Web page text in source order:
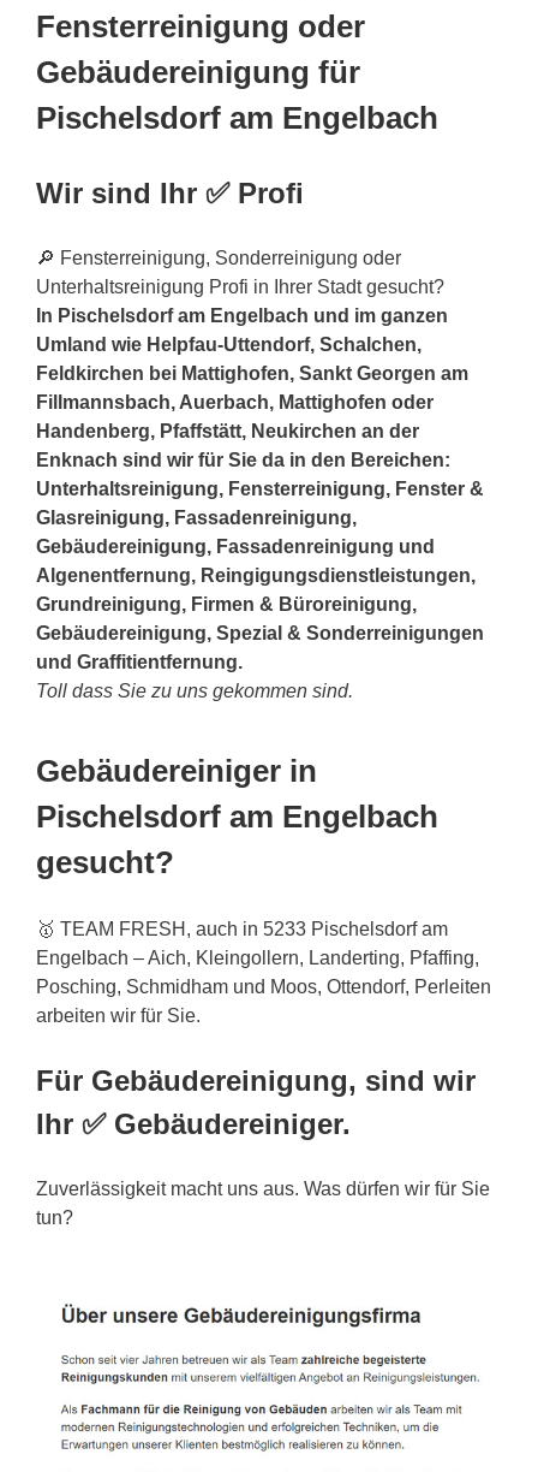
Fensterreinigung oder
Gebäudereinigung für
Pischelsdorf am Engelbach
Wir sind Ihr ✅ Profi
🔎 Fensterreinigung, Sonderreinigung oder
Unterhaltsreinigung Profi in Ihrer Stadt gesucht?
In Pischelsdorf am Engelbach und im ganzen
Umland wie Helpfau-Uttendorf, Schalchen,
Feldkirchen bei Mattighofen, Sankt Georgen am
Fillmannsbach, Auerbach, Mattighofen oder
Handenberg, Pfaffstätt, Neukirchen an der
Enknach sind wir für Sie da in den Bereichen:
Unterhaltsreinigung, Fensterreinigung, Fenster &
Glasreinigung, Fassadenreinigung,
Gebäudereinigung, Fassadenreinigung und
Algenentfernung, Reingigungsdienstleistungen,
Grundreinigung, Firmen & Büroreinigung,
Gebäudereinigung, Spezial & Sonderreinigungen
und Graffitientfernung.
Toll dass Sie zu uns gekommen sind.
Gebäudereiniger in
Pischelsdorf am Engelbach
gesucht?
🥇 TEAM FRESH, auch in 5233 Pischelsdorf am
Engelbach – Aich, Kleingollern, Landerting, Pfaffing,
Posching, Schmidham und Moos, Ottendorf, Perleiten
arbeiten wir für Sie.
Für Gebäudereinigung, sind wir
Ihr ✅ Gebäudereiniger.
Zuverlässigkeit macht uns aus. Was dürfen wir für Sie
tun?